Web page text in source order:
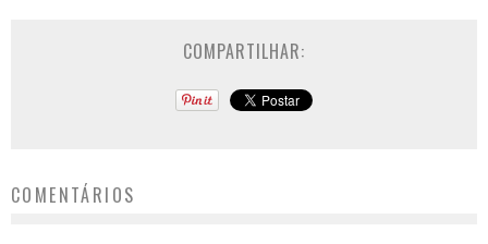
COMPARTILHAR:
COMENTÁRIOS